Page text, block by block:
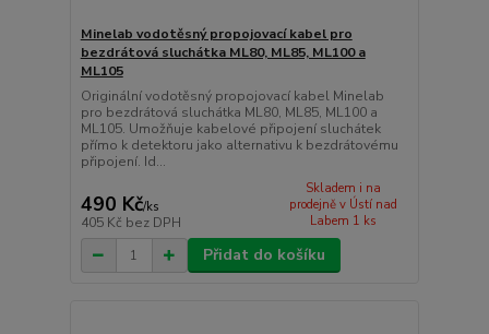
Minelab vodotěsný propojovací kabel pro
bezdrátová sluchátka ML80, ML85, ML100 a
ML105
Originální vodotěsný propojovací kabel Minelab
pro bezdrátová sluchátka ML80, ML85, ML100 a
ML105. Umožňuje kabelové připojení sluchátek
přímo k detektoru jako alternativu k bezdrátovému
připojení. Id...
490 Kč/ks
405 Kč bez DPH
Skladem i na
prodejně v Ústí nad
Labem 1 ks
Přidat do košíku